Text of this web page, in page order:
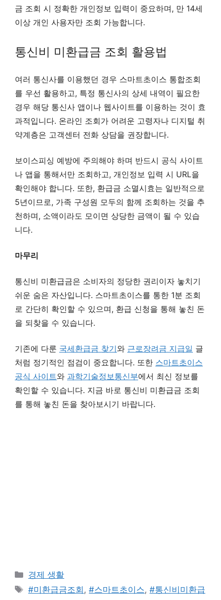
금 조회 시 정확한 개인정보 입력이 중요하며, 만 14세
이상 개인 사용자만 조회 가능합니다.
통신비 미환급금 조회 활용법
여러 통신사를 이용했던 경우 스마트초이스 통합조회
를 우선 활용하고, 특정 통신사의 상세 내역이 필요한
경우 해당 통신사 앱이나 웹사이트를 이용하는 것이 효
과적입니다. 온라인 조회가 어려운 고령자나 디지털 취
약계층은 고객센터 전화 상담을 권장합니다.
보이스피싱 예방에 주의해야 하며 반드시 공식 사이트
나 앱을 통해서만 조회하고, 개인정보 입력 시 URL을
확인해야 합니다. 또한, 환급금 소멸시효는 일반적으로
5년이므로, 가족 구성원 모두의 함께 조회하는 것을 추
천하며, 소액이라도 모이면 상당한 금액이 될 수 있습
니다.
마무리
통신비 미환급금은 소비자의 정당한 권리이자 놓치기
쉬운 숨은 자산입니다. 스마트초이스를 통한 1분 조회
로 간단히 확인할 수 있으며, 환급 신청을 통해 놓친 돈
을 되찾을 수 있습니다.
기존에 다룬 국세환급금 찾기와 근로장려금 지급일 글
처럼 정기적인 점검이 중요합니다. 또한 스마트초이스
공식 사이트와 과학기술정보통신부에서 최신 정보를
확인할 수 있습니다. 지금 바로 통신비 미환급금 조회
를 통해 놓친 돈을 찾아보시기 바랍니다.
카
테
경제 생활
태
#미환급금조회 ,#스마트초이스,#통신비미환급